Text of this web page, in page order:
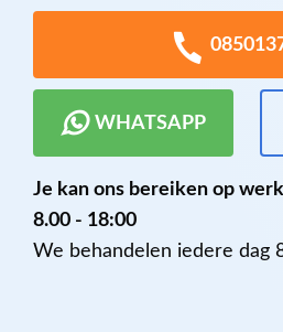
WHATSAPP
Je kan ons bereiken op
8.00 - 18:00
We behandelen iedere dag